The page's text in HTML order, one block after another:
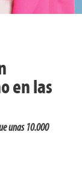
en las
unas 10.000